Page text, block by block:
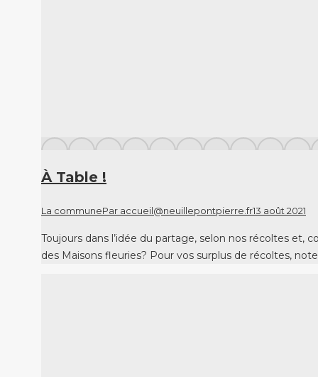
À Table !
La communePar accueil@neuillepontpierre.fr13 août 2021
Toujours dans l’idée du partage, selon nos récoltes et,
des Maisons fleuries? Pour vos surplus de récoltes,